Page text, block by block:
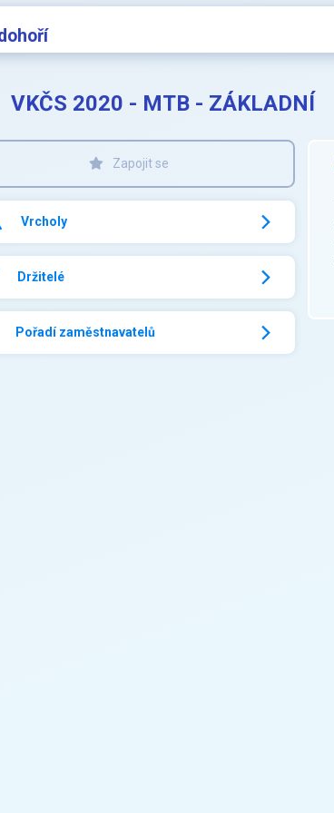
VKČS 2020 - MTB - ZÁKLADNÍ
Zapojit se
Vrcholy
Držitelé
Pořadí zaměstnavatelů